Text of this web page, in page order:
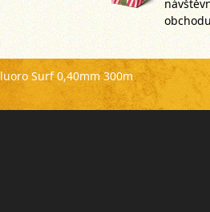
Surf 0,40mm 300m